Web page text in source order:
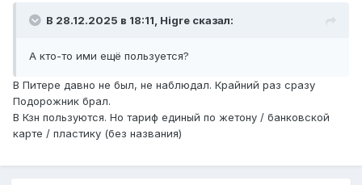
В 28.12.2025 в 18:11, Higre сказал:
А кто-то ими ещё пользуется?
В Питере давно не был, не наблюдал. Крайний раз сразу
Подорожник брал.
В Кзн пользуются. Но тариф единый по жетону / банковской
карте / пластику (без названия)